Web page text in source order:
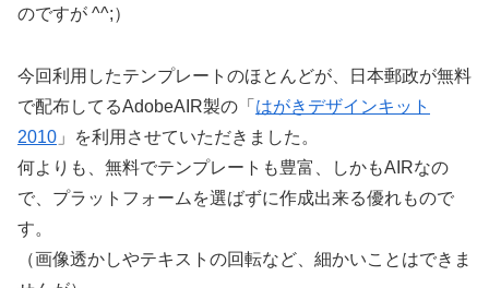
のですが ^^;）
今回利用したテンプレートのほとんどが、日本郵政が無料
で配布してるAdobeAIR製の「 はがきデザインキット
2010 」を利用させていただきました。
何よりも、無料でテンプレートも豊富、しかもAIRなの
で、プラットフォームを選ばずに作成出来る優れもので
す。
（画像透かしやテキストの回転など、細かいことはできま